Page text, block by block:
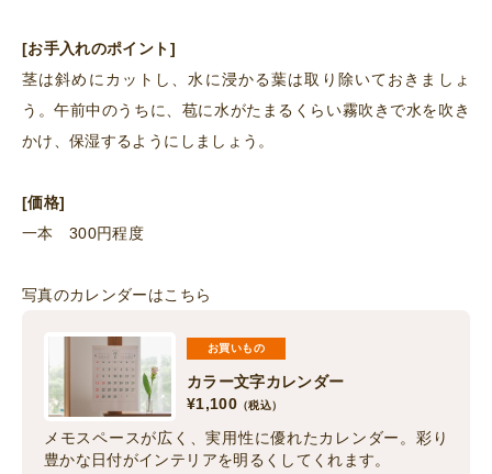
[お手入れのポイント]
茎は斜めにカットし、水に浸かる葉は取り除いておきましょ
う。午前中のうちに、苞に水がたまるくらい霧吹きで水を吹き
かけ、保湿するようにしましょう。
[価格]
一本300円程度
写真のカレンダーはこちら
お買いもの
カラー文字カレンダー
¥1,100 （税込）
メモスペースが広く、実用性に優れたカレンダー。彩り
豊かな日付がインテリアを明るくしてくれます。